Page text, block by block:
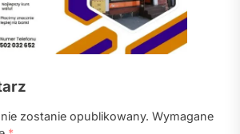
zostanie opublikowany. Wymagane